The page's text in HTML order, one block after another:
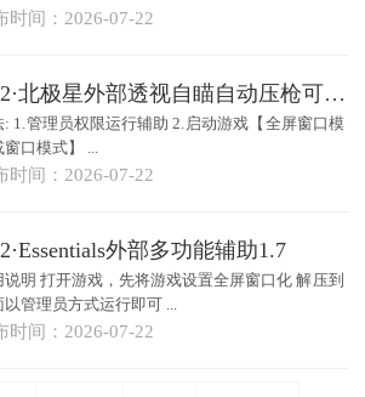
时间：2026-07-22
CS2·北极星外部透视自瞄自动压枪可直播 v2.7.0
屏窗口模
式或窗口模式】 ...
时间：2026-07-22
外部多功能辅助1.7
将游戏设置全屏窗口化 解压到
以管理员方式运行即可 ...
时间：2026-07-22